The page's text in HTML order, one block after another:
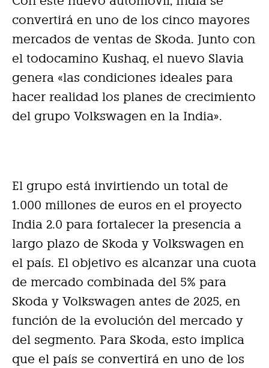
convertirá en uno de los cinco mayores
mercados de ventas de Skoda. Junto con
el todocamino Kushaq, el nuevo Slavia
genera «las condiciones ideales para
hacer realidad los planes de crecimiento
del grupo Volkswagen en la India».
El grupo está invirtiendo un total de
1.000 millones de euros en el proyecto
India 2.0 para fortalecer la presencia a
largo plazo de Skoda y Volkswagen en
el país. El objetivo es alcanzar una cuota
de mercado combinada del 5% para
Skoda y Volkswagen antes de 2025, en
función de la evolución del mercado y
del segmento. Para Skoda, esto implica
que el país se convertirá en uno de los